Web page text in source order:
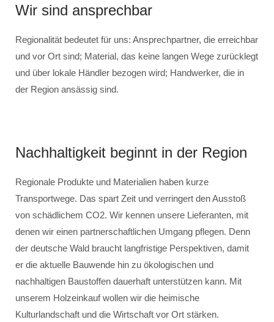
Wir sind ansprechbar
Regionalität bedeutet für uns: Ansprechpartner, die erreichbar
und vor Ort sind; Material, das keine langen Wege zurücklegt
und über lokale Händler bezogen wird; Handwerker, die in
der Region ansässig sind.
Nachhaltigkeit beginnt in der Region
Regionale Produkte und Materialien haben kurze
Transportwege. Das spart Zeit und verringert den Ausstoß
von schädlichem CO2. Wir kennen unsere Lieferanten, mit
denen wir einen partnerschaftlichen Umgang pflegen. Denn
der deutsche Wald braucht langfristige Perspektiven, damit
er die aktuelle Bauwende hin zu ökologischen und
nachhaltigen Baustoffen dauerhaft unterstützen kann. Mit
unserem Holzeinkauf wollen wir die heimische
Kulturlandschaft und die Wirtschaft vor Ort stärken.